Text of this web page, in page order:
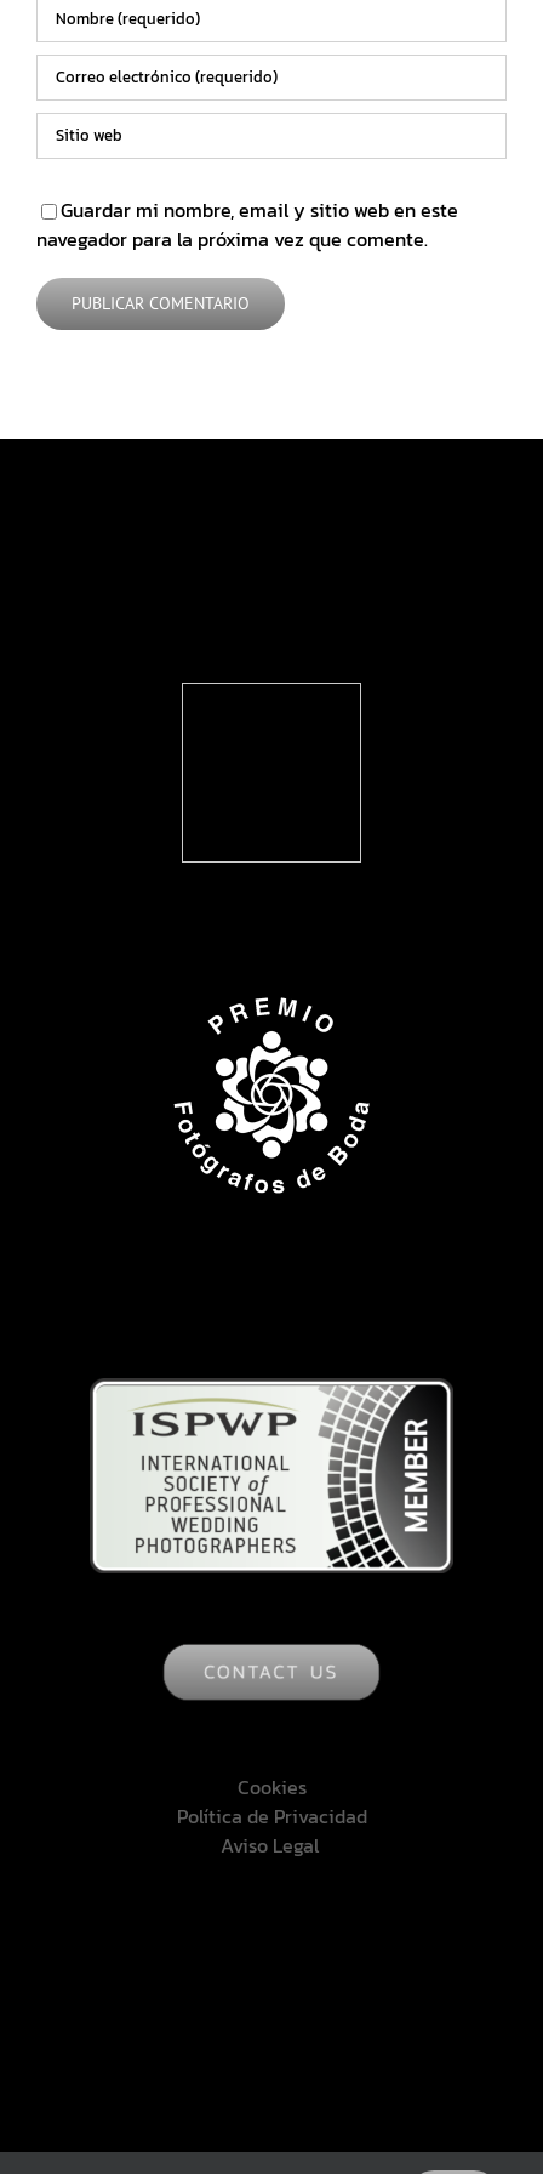
Guardar mi nombre, email y sitio web en este
navegador para la próxima vez que comente.
Cookies
Política de Privacidad
Aviso Legal